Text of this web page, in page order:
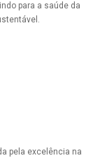
para a saúde da
pela excelência na